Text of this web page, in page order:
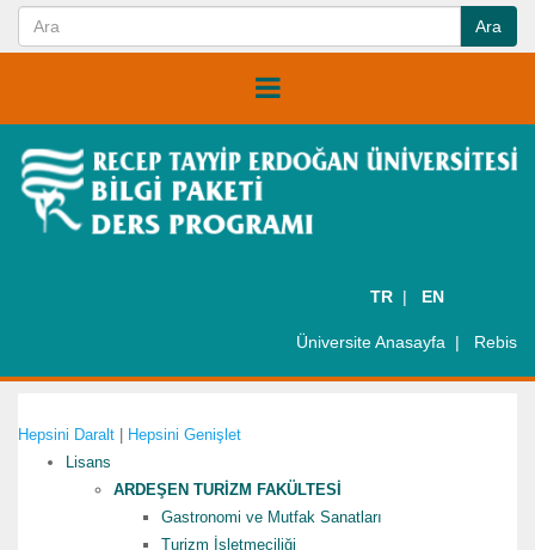
TR EN
Üniversite Anasayfa Rebis
Hepsini Daralt | Hepsini Genişlet
Lisans
ARDEŞEN TURİZM FAKÜLTESİ
Gastronomi ve Mutfak Sanatları
Turizm İşletmeciliği